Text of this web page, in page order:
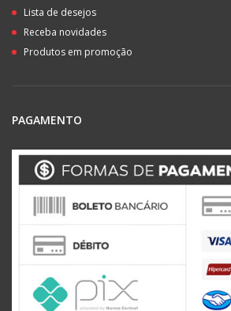
Lista de desejos
Receba novidades
Produtos em promoção
PAGAMENTO